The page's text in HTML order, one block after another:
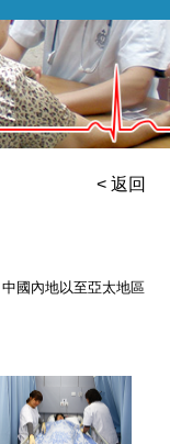
< 返回
國內地以至亞太地區